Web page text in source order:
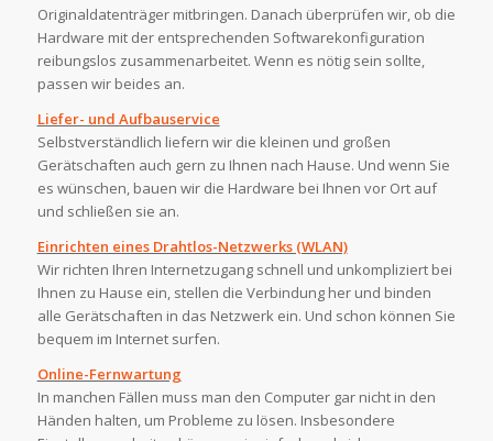
Originaldatenträger mitbringen. Danach überprüfen wir, ob die
Hardware mit der entsprechenden Softwarekonfiguration
reibungslos zusammenarbeitet. Wenn es nötig sein sollte,
passen wir beides an.
Liefer- und Aufbauservice
Selbstverständlich liefern wir die kleinen und großen
Gerätschaften auch gern zu Ihnen nach Hause. Und wenn Sie
es wünschen, bauen wir die Hardware bei Ihnen vor Ort auf
und schließen sie an.
Einrichten eines Drahtlos-Netzwerks (WLAN)
Wir richten Ihren Internetzugang schnell und unkompliziert bei
Ihnen zu Hause ein, stellen die Verbindung her und binden
alle Gerätschaften in das Netzwerk ein. Und schon können Sie
bequem im Internet surfen.
Online-Fernwartung
In manchen Fällen muss man den Computer gar nicht in den
Händen halten, um Probleme zu lösen. Insbesondere